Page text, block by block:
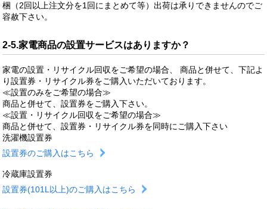
梱（2回以上注文分を1回にまとめて等）出荷は承りできませんのでご
容赦下さい。
2-5.家電商品の設置サービスはありますか？
家電の設置・リサイクル回収をご希望の場合、 商品と併せて、下記よ
り設置券・リサイクル券をご購入いただいております。
≪設置のみをご希望の場合≫
商品と併せて、設置券をご購入下さい。
≪設置・リサイクル回収をご希望の場合≫
商品と併せて、設置券・リサイクル券を同時にご購入下さい
洗濯機設置券
設置券のご購入はこちら
冷蔵庫設置券
設置券(101L以上)のご購入はこちら